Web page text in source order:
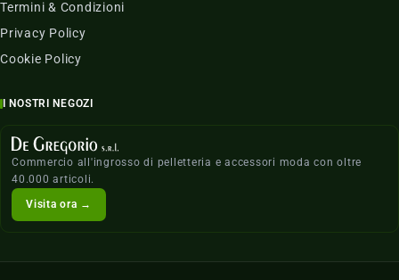
Termini & Condizioni
Privacy Policy
Cookie Policy
I NOSTRI NEGOZI
Commercio all'ingrosso di pelletteria e accessori moda con oltre
40.000 articoli.
Visita ora →